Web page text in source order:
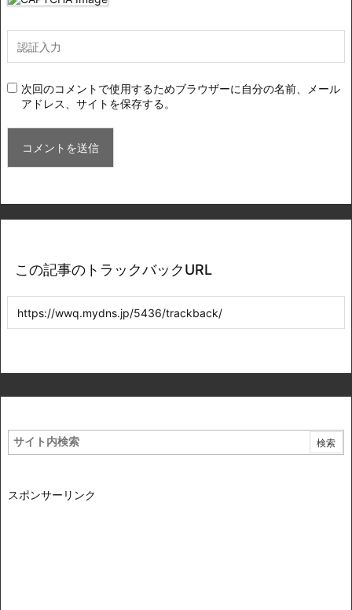
次回のコメントで使用するためブラウザーに自分の名前、メール
アドレス、サイトを保存する。
この記事のトラックバックURL
スポンサーリンク